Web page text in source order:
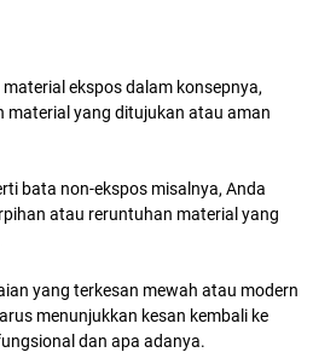
ekspos dalam konsepnya,
material yang ditujukan atau aman
bata non-ekspos misalnya, Anda
atau reruntuhan material yang
yang terkesan mewah atau modern
menunjukkan kesan kembali ke
dan apa adanya.